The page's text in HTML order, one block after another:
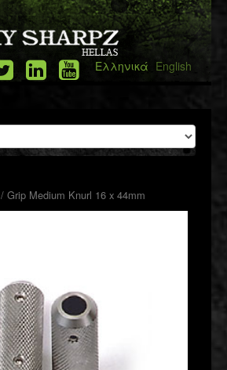
Ελληνικά English
/ Grip Medium Knurl 16 x 44mm